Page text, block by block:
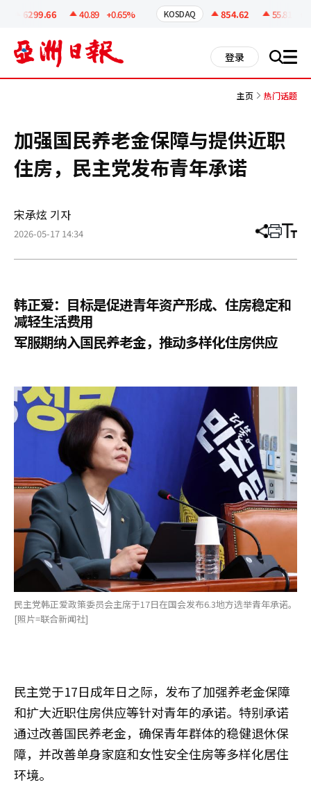
6299.66 40.89 +0.65% KOSDAQ 854.62 55.81
登录 搜 all
主页 热门话题
加强国民养老金保障与提供近职
住房，民主党发布青年承诺
宋承炫 기자
2026-05-17 14:34 分
章
打 调
小
韩正爱：目标是促进青年资产形成、住房稳定和
减轻生活费用
军服期纳入国民养老金，推动多样化住房供应
民主党韩正爱政策委员会主席于17日在国会发布6.3地方选举青年承诺。
[照片=联合新闻社]
民主党于17日成年日之际，发布了加强养老金保障
和扩大近职住房供应等针对青年的承诺。特别承诺
通过改善国民养老金，确保青年群体的稳健退休保
障，并改善单身家庭和女性安全住房等多样化居住
环境。